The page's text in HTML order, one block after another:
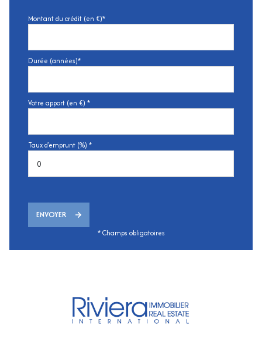
Montant du crédit (en €)*
Durée (années)*
Votre apport (en €) *
Taux d'emprunt (%) *
ENVOYER
* Champs obligatoires